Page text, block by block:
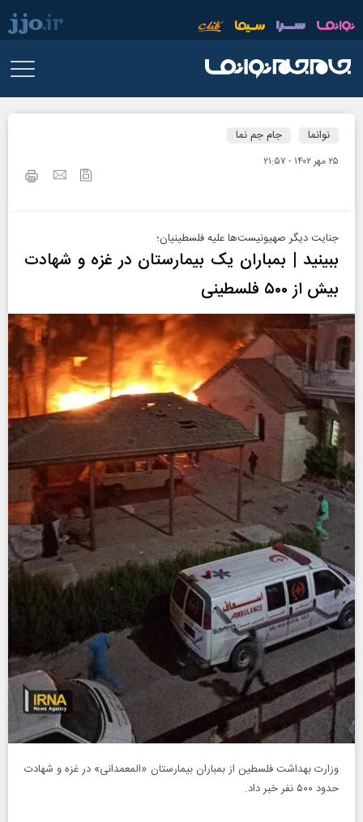
نوانما جام جم نما
۲۵ مهر ۱۴۰۲ - ۲۱:۵۷
جنایت دیگر صهیونیست‌ها علیه فلسطینیان؛
ببینید | بمباران یک بیمارستان در غزه و شهادت
بیش از ۵۰۰ فلسطینی
وزارت بهداشت فلسطین از بمباران بیمارستان «المعمدانی» در غزه و شهادت
حدود ۵۰۰ نفر خبر داد.